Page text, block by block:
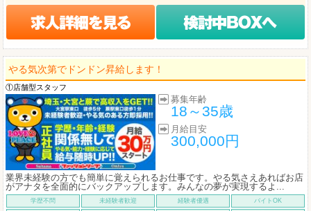
やる気次第でドンドン昇給します！
①店舗型スタッフ
募集年齢
18～35歳
月給目安
300,000円
業界未経験の方でも簡単に覚えられるお仕事です。やる気さえあればお店
がアナタを全面的にバックアップします。みんなの夢が実現するよ...
学歴不問 未経験者歓迎 経験者優遇 バイトOK